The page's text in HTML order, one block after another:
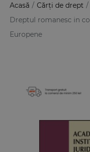
Acasă / Cărți de drept /
Dreptul romanesc in
Europene